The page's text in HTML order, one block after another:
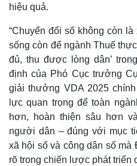
Khởi nghiệp
hiệu quả.
“Chuyển đổi số không còn
sống còn để ngành Thuế
đủ, thu được lòng dân’
định của Phó Cục trưởng
giải thưởng VDA 2025
lực quan trọng để toàn
hơn, hoàn thiện sâu hơn
người dân – đúng với mục
xã hội số và công dân số
rõ trong chiến lược phát triển